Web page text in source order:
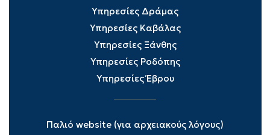
Υπηρεσίες Δράμας
Υπηρεσίες Καβάλας
Υπηρεσίες Ξάνθης
Υπηρεσίες Ροδόπης
Υπηρεσίες Έβρου
Παλιό website (για αρχειακούς λόγους)